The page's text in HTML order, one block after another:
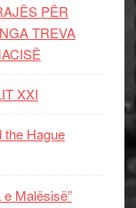
PËR
TREVA
XXI
the Hague
Malësisë”